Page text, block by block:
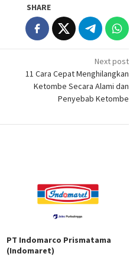
SHARE
Next post
11 Cara Cepat Menghilangkan
Ketombe Secara Alami dan
Penyebab Ketombe
PT Indomarco Prismatama
(Indomaret)